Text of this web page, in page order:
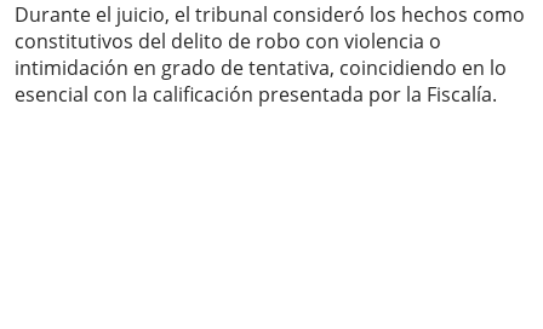
Durante el juicio, el tribunal consideró los hechos como
constitutivos del delito de robo con violencia o
intimidación en grado de tentativa, coincidiendo en lo
esencial con la calificación presentada por la Fiscalía.